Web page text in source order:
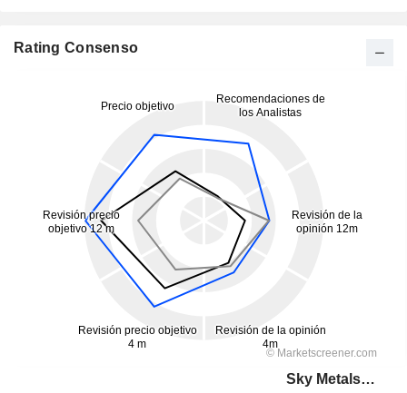
Rating Consenso
Sky Metals Limited